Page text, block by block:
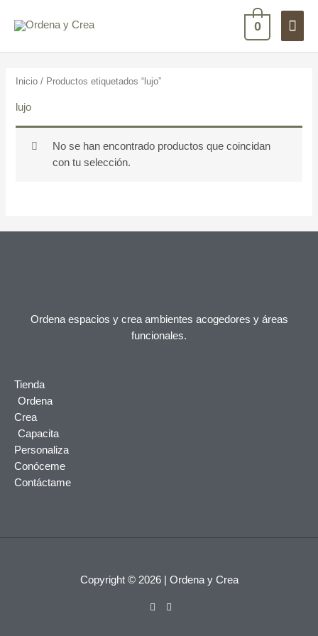
0
Inicio / Productos etiquetados “lujo”
lujo
No se han encontrado productos que coincidan
con tu selección.
Ordena espacios y crea ambientes acogedores y áreas
funcionales.
Tienda
Ordena
Crea
Capacita
Personaliza
Conóceme
Contáctame
Copyright © 2026 | Ordena y Crea